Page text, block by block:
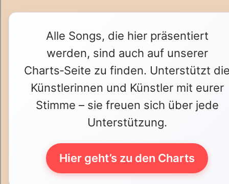
Alle Songs, die hier präsentiert
werden, sind auch auf unserer
Charts‑Seite zu finden. Unterstützt
Künstlerinnen und Künstler mit eurer
Stimme – sie freuen sich über jede
Unterstützung.
Hier geht’s zu den Charts